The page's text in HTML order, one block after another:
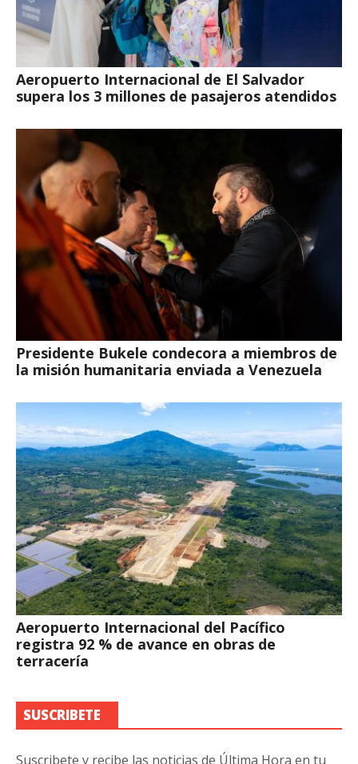
Aeropuerto Internacional de El Salvador
supera los 3 millones de pasajeros atendidos
Presidente Bukele condecora a miembros de
la misión humanitaria enviada a Venezuela
Aeropuerto Internacional del Pacífico
registra 92 % de avance en obras de
terracería
SUSCRIBETE
Suscribete y recibe las noticias de Última Hora en tu